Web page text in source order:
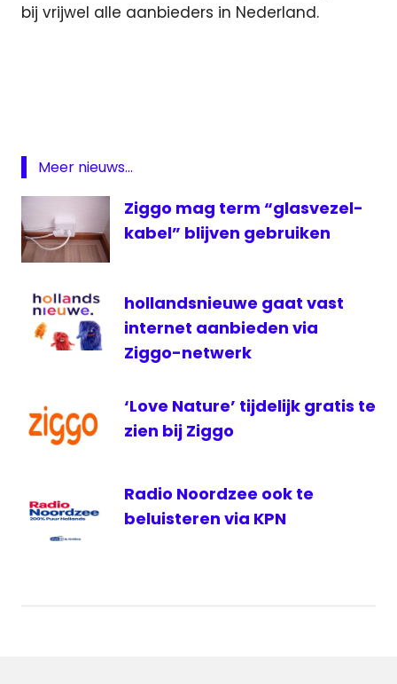
bij vrijwel alle aanbieders in Nederland.
ziggo
Meer nieuws...
Ziggo mag term “glasvezel-
kabel” blijven gebruiken
hollandsnieuwe gaat vast
internet aanbieden via
Ziggo-netwerk
‘Love Nature’ tijdelijk gratis te
zien bij Ziggo
Radio Noordzee ook te
beluisteren via KPN